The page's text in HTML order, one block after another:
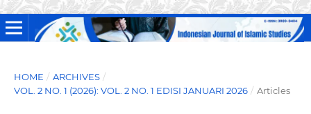
HOME / ARCHIVES /
VOL. 2 NO. 1 (2026): VOL. 2 NO. 1 EDISI JANUARI 2026 / Articles